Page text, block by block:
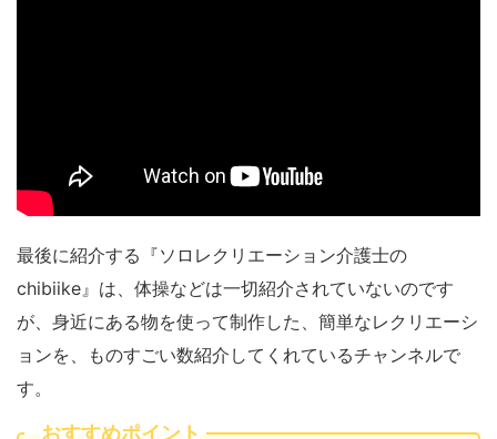
最後に紹介する『ソロレクリエーション介護士の
chibiike』は、体操などは一切紹介されていないのです
が、身近にある物を使って制作した、簡単なレクリエーシ
ョンを、ものすごい数紹介してくれているチャンネルで
す。
おすすめポイント